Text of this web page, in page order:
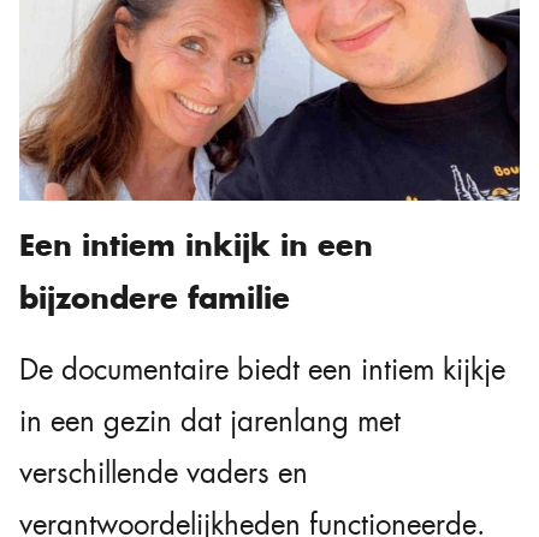
Een intiem inkijk in een
bijzondere familie
De documentaire biedt een intiem kijkje
in een gezin dat jarenlang met
verschillende vaders en
verantwoordelijkheden functioneerde.